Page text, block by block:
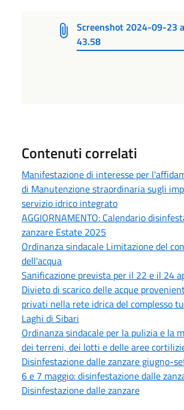
Screenshot 2024-09-23
43.58
Contenuti correlati
Manifestazione di interesse per
di Manutenzione straordinaria sugli
servizio idrico integrato
AGGIORNAMENTO: Calendario
zanzare Estate 2025
Ordinanza sindacale Limitazione del
dell'acqua
Sanificazione prevista per il 22 e il 24
Divieto di scarico delle acque
privati nella rete idrica del complesso
Laghi di Sibari
Ordinanza sindacale per la pulizia e la
dei terreni, dei lotti e delle aree
Disinfestazione dalle zanzare giugno-
6 e 7 maggio: disinfestazione dalle
Disinfestazione dalle zanzare